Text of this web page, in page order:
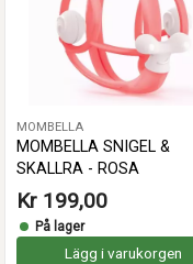
MOMBELLA
MOMBELLA SNIGEL &
SKALLRA - ROSA
Kr 199,00
På lager
Lägg i varukorgen